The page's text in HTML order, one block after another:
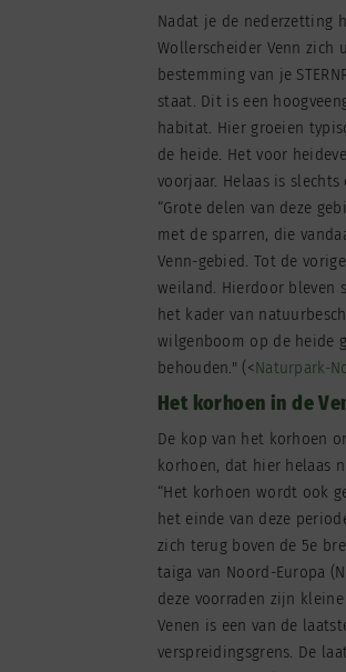
Nadat je de nederzetting
Wollerscheider Venn zich
bestemming van je
staat. Dit is een
habitat. Hier groeien
de heide. Het voor
voorjaar. Helaas is
“Grote delen van deze
met de sparren, die
Venn-gebied. Tot de
weiland. Hierdoor bleven
het kader van
wilgenboom op de heide
behouden." (<Naturpark-
Het korhoen in de
De kop van het korhoen
korhoen, dat hier helaas
“Het korhoen wordt ook
het einde van deze
zich terug boven de 5e
taiga van Noord-Europa
deze voorraden zijn
Venen is een van de
verspreidingsgrens. De